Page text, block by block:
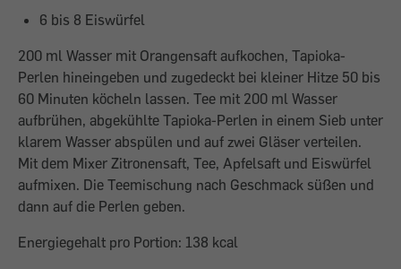
6 bis 8 Eiswürfel
200 ml Wasser mit Orangensaft aufkochen, Tapioka-
Perlen hineingeben und zugedeckt bei kleiner Hitze 50 bis
60 Minuten köcheln lassen. Tee mit 200 ml Wasser
aufbrühen, abgekühlte Tapioka-Perlen in einem Sieb unter
klarem Wasser abspülen und auf zwei Gläser verteilen.
Mit dem Mixer Zitronensaft, Tee, Apfelsaft und Eiswürfel
aufmixen. Die Teemischung nach Geschmack süßen und
dann auf die Perlen geben.
Energiegehalt pro Portion: 138 kcal